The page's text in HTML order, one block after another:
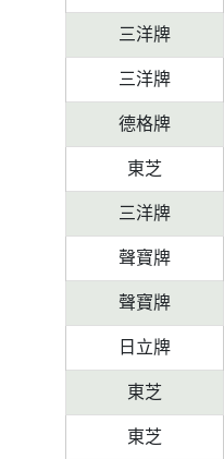
三洋牌
三洋牌
德格牌
東芝
三洋牌
聲寶牌
聲寶牌
日立牌
東芝
東芝